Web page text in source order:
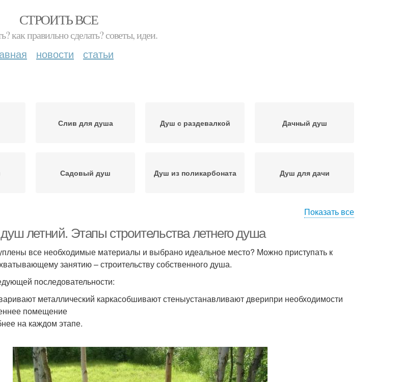
СТРОИТЬ ВСЕ
как правильно сделать? советы, идеи.
новости статьи
Слив для душа Душ с раздевалкой Дачный душ
Садовый душ Душ из поликарбоната Душ для дачи
на
Тёплый душ
Показать все
душ летний. Этапы строительства летнего душа
все необходимые материалы и выбрано идеальное место? Можно приступать к
занятию – строительству собственного душа.
последовательности:
металлический каркасобшивают стеныустанавливают дверипри необходимости
помещение
на каждом этапе.